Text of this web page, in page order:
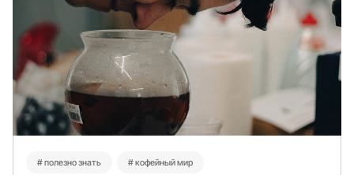
# полезно знать # кофейный мир